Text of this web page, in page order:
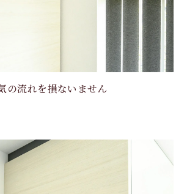
の流れを損ないません